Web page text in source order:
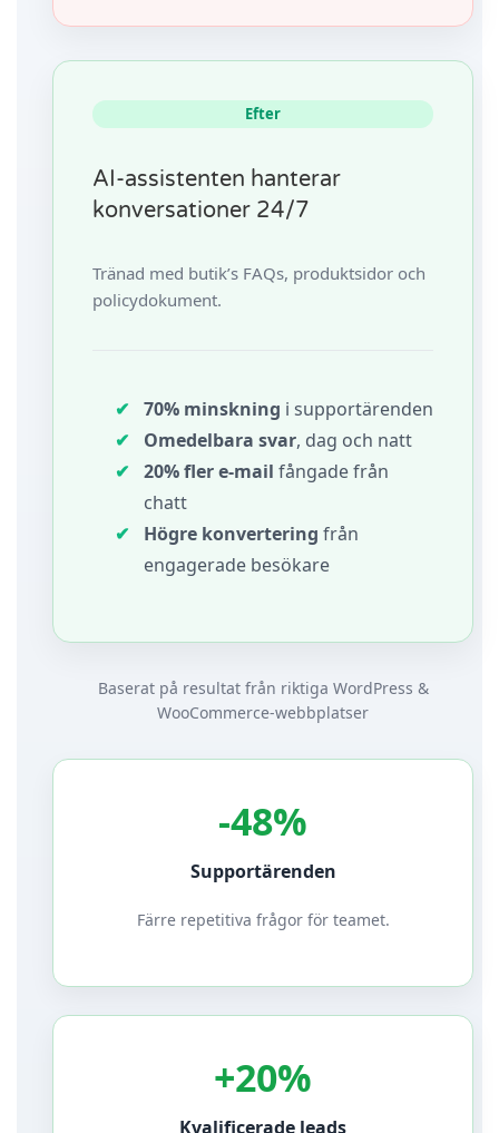
Efter
AI-assistenten hanterar
konversationer 24/7
Tränad med butik’s FAQs, produktsidor och
policydokument.
70% minskning i supportärenden
Omedelbara svar, dag och natt
20% fler e‑mail fångade från
chatt
Högre konvertering från
engagerade besökare
Baserat på resultat från riktiga WordPress &
WooCommerce-webbplatser
-48%
Supportärenden
Färre repetitiva frågor för teamet.
+20%
Kvalificerade leads